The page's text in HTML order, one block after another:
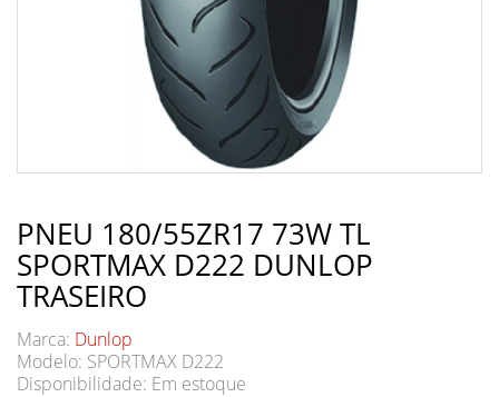
PNEU 180/55ZR17 73W TL
SPORTMAX D222 DUNLOP
TRASEIRO
Marca: Dunlop
Modelo: SPORTMAX D222
Disponibilidade: Em estoque